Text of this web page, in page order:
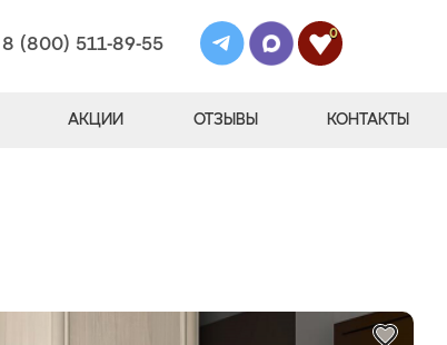
8 (800) 511-89-55
0
АКЦИИ ОТЗЫВЫ КОНТАКТЫ